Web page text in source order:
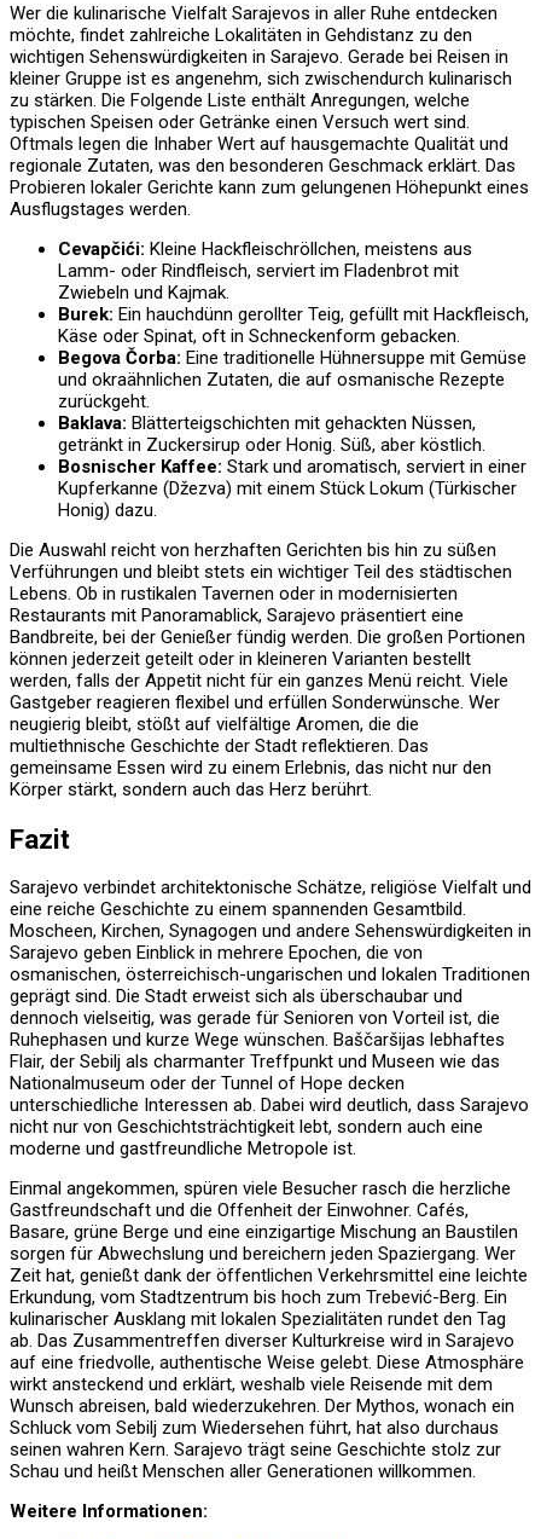
Wer die kulinarische Vielfalt Sarajevos in aller Ruhe entdecken
möchte, findet zahlreiche Lokalitäten in Gehdistanz zu den
wichtigen Sehenswürdigkeiten in Sarajevo. Gerade bei Reisen in
kleiner Gruppe ist es angenehm, sich zwischendurch kulinarisch
zu stärken. Die Folgende Liste enthält Anregungen, welche
typischen Speisen oder Getränke einen Versuch wert sind.
Oftmals legen die Inhaber Wert auf hausgemachte Qualität und
regionale Zutaten, was den besonderen Geschmack erklärt. Das
Probieren lokaler Gerichte kann zum gelungenen Höhepunkt eines
Ausflugstages werden.
Cevapčići: Kleine Hackfleischröllchen, meistens aus
Lamm- oder Rindfleisch, serviert im Fladenbrot mit
Zwiebeln und Kajmak.
Burek: Ein hauchdünn gerollter Teig, gefüllt mit Hackfleisch,
Käse oder Spinat, oft in Schneckenform gebacken.
Begova Čorba: Eine traditionelle Hühnersuppe mit Gemüse
und okraähnlichen Zutaten, die auf osmanische Rezepte
zurückgeht.
Baklava: Blätterteigschichten mit gehackten Nüssen,
getränkt in Zuckersirup oder Honig. Süß, aber köstlich.
Bosnischer Kaffee: Stark und aromatisch, serviert in einer
Kupferkanne (Džezva) mit einem Stück Lokum (Türkischer
Honig) dazu.
Die Auswahl reicht von herzhaften Gerichten bis hin zu süßen
Verführungen und bleibt stets ein wichtiger Teil des städtischen
Lebens. Ob in rustikalen Tavernen oder in modernisierten
Restaurants mit Panoramablick, Sarajevo präsentiert eine
Bandbreite, bei der Genießer fündig werden. Die großen Portionen
können jederzeit geteilt oder in kleineren Varianten bestellt
werden, falls der Appetit nicht für ein ganzes Menü reicht. Viele
Gastgeber reagieren flexibel und erfüllen Sonderwünsche. Wer
neugierig bleibt, stößt auf vielfältige Aromen, die die
multiethnische Geschichte der Stadt reflektieren. Das
gemeinsame Essen wird zu einem Erlebnis, das nicht nur den
Körper stärkt, sondern auch das Herz berührt.
Fazit
Sarajevo verbindet architektonische Schätze, religiöse Vielfalt und
eine reiche Geschichte zu einem spannenden Gesamtbild.
Moscheen, Kirchen, Synagogen und andere Sehenswürdigkeiten in
Sarajevo geben Einblick in mehrere Epochen, die von
osmanischen, österreichisch-ungarischen und lokalen Traditionen
geprägt sind. Die Stadt erweist sich als überschaubar und
dennoch vielseitig, was gerade für Senioren von Vorteil ist, die
Ruhephasen und kurze Wege wünschen. Baščaršijas lebhaftes
Flair, der Sebilj als charmanter Treffpunkt und Museen wie das
Nationalmuseum oder der Tunnel of Hope decken
unterschiedliche Interessen ab. Dabei wird deutlich, dass Sarajevo
nicht nur von Geschichtsträchtigkeit lebt, sondern auch eine
moderne und gastfreundliche Metropole ist.
Einmal angekommen, spüren viele Besucher rasch die herzliche
Gastfreundschaft und die Offenheit der Einwohner. Cafés,
Basare, grüne Berge und eine einzigartige Mischung an Baustilen
sorgen für Abwechslung und bereichern jeden Spaziergang. Wer
Zeit hat, genießt dank der öffentlichen Verkehrsmittel eine leichte
Erkundung, vom Stadtzentrum bis hoch zum Trebević-Berg. Ein
kulinarischer Ausklang mit lokalen Spezialitäten rundet den Tag
ab. Das Zusammentreffen diverser Kulturkreise wird in Sarajevo
auf eine friedvolle, authentische Weise gelebt. Diese Atmosphäre
wirkt ansteckend und erklärt, weshalb viele Reisende mit dem
Wunsch abreisen, bald wiederzukehren. Der Mythos, wonach ein
Schluck vom Sebilj zum Wiedersehen führt, hat also durchaus
seinen wahren Kern. Sarajevo trägt seine Geschichte stolz zur
Schau und heißt Menschen aller Generationen willkommen.
Weitere Informationen: